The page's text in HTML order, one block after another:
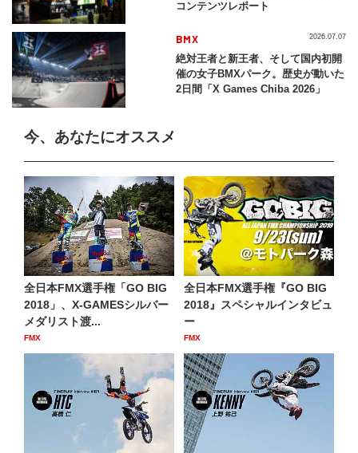
コンテンツレポート
BMX
絶対王者と新王者、そして国内初開
催の女子BMXパーク。歴史が動いた
2日間「X Games Chiba 2026」
2026.07.07
今、あなたにオススメ
全日本FMX選手権「GO BIG
2018」、X-GAMESシルバー
メダリスト渡...
FMX
全日本FMX選手権『GO BIG
2018』スペシャルインタビュ
ー
FMX